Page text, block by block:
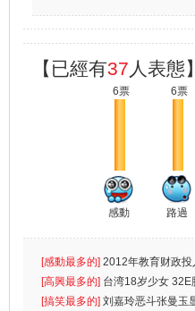
【已經有37 人表態】
6票
感動
6票
路過
[感動最多的] 2012年教育财政
出首位
[高興最多的] 台湾18岁少女
[搞笑最多的] 刘嘉玲恶斗张曼玉